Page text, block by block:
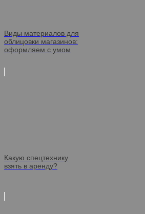
Виды материалов для
облицовки магазинов:
оформляем с умом
Какую спецтехнику
взять в аренду?